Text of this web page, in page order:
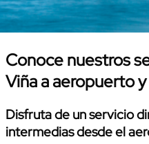
Conoce nuestros
Viña a aeropuerto
Disfruta de un servicio
intermedias desde el